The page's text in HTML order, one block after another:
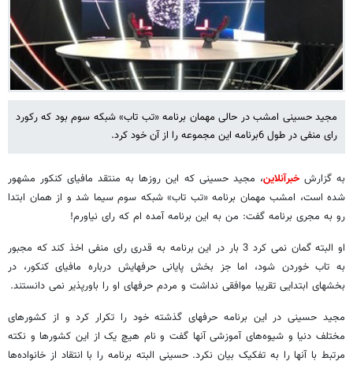
مجید حسینی امشب در حالی مهمان برنامه «تب تاب» شبکه سوم بود که رکورد
رای منفی در طول 6برنامه این مجموعه را از آن خود کرد.
به گزارشخبرآنلاین، مجید حسینی که این روزها به منتقد مافیای کنکور مشهور
شده است، امشب مهمان برنامه «تب تاب» شبکه سوم سیما شد و از همان ابتدا
رو به مجری برنامه گفت: من به این برنامه آمده ام که رای نیاورم!
او البته گمان نمی کرد 3 بار در این برنامه به قدری رای منفی اخذ کند که مجبور
به تاب خوردن شود، اما جز بخش پایانی حرفهایش درباره مافیای کنکور، در
بخشهای ابتدایی تقریبا موافقی نداشت و مردم حرفهای او را باورپذیر نمی دانستند.
مجید حسینی در این برنامه حرفهای گذشته خود را تکرار کرد و از کشورهای
مختلف دنیا و شیوه‌های آموزشی آنها گفت و نام هیچ یک از این کشورها و نکته
مرتبط با آنها را به تفکیک بیان نکرد. حسینی البته برنامه را با انتقاد از خانواده‌ها